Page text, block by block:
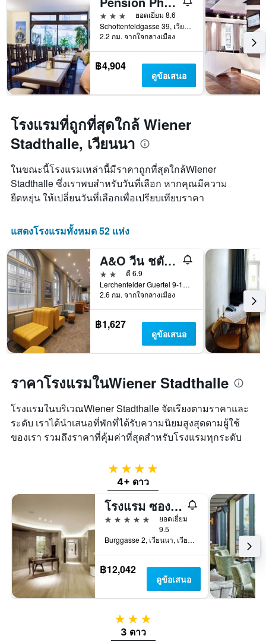
สัปดาห์
แผนภูมิ
มี
แกน
Y
1
แกน
แแส
ดง
เฉลี่ย
ของ
ห้อง
พัก
3 ดาว
ยอดเยี่ยม 8.6
Schottenfeldgasse 39, เวียนนา, เวียนนา, ออสเตรีย
2.2 กม. จากใจกลางเมือง
฿4,904
ดูข้อเสนอ
โรงแรมที่ถูกที่สุดใกล้ Wiener
Stadthalle, เวียนนา
ในขณะนี้โรงแรมเหล่านี้มีราคาถูกที่สุดใกล้Wiener
Stadthalle ซึ่งเราพบสำหรับวันที่เลือก หากคุณมีความ
ยืดหยุ่น ให้เปลี่ยนวันที่เลือกเพื่อเปรียบเทียบราคา
แสดงโรงแรมทั้งหมด 52 แห่ง
A&O วีน ชตัดธัลเลอ
2 ดาว
ดี 6.9
Lerchenfelder Guertel 9-11, เวียนนา, เวียนนา, ออสเตรีย
2.6 กม. จากใจกลางเมือง
฿1,627
ดูข้อเสนอ
ราคาโรงแรมในWiener Stadthalle
โรงแรมในบริเวณWiener Stadthalle จัดเรียงตามราคาและ
ระดับ เราได้นำเสนอที่พักที่ได้รับความนิยมสูงสุดตามผู้ใช้
ของเรา รวมถึงราคาที่คุ้มค่าที่สุดสำหรับโรงแรมทุกระดับ
4 ดาว
4+ ดาว
โรงแรม ซอง ซูซี, เวียนนา
5 ดาว
ยอดเยี่ยม
9.5
Burggasse 2, เวียนนา, เวียนนา, ออสเตรีย
฿12,042
ดูข้อเสนอ
3 ดาว
3 ดาว